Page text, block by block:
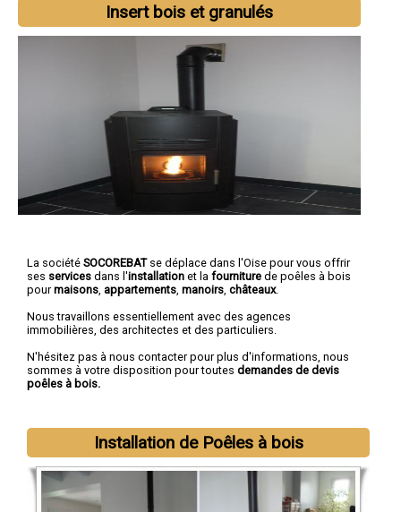
Insert bois et granulés
La société SOCOREBATse déplace dans l'Oise pour vous offrir
ses services dans l'installation et la fourniture de poêles à bois
pourmaisons appartements manoirs châteaux.
Nous travaillons essentiellement avec des agences
immobilières, des architectes et des particuliers.
N'hésitez pas à nous contacter pour plus d'informations, nous
sommes à votre disposition pour toutes demandes de devis
poêles à bois.
Installation de Poêles à bois